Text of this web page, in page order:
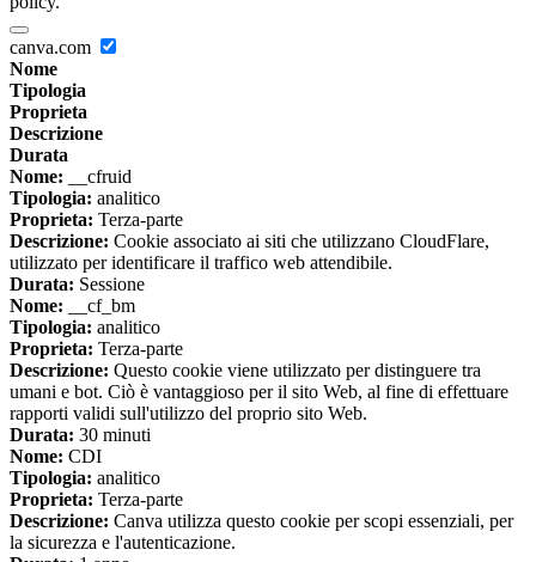
canva.com
Nome
Tipologia
Proprieta
Descrizione
Durata
Nome: __cfruid
Tipologia: analitico
Proprieta: Terza-parte
Descrizione: Cookie associato ai siti che utilizzano CloudFlare,
utilizzato per identificare il traffico web attendibile.
Durata: Sessione
Nome: __cf_bm
Tipologia: analitico
Proprieta: Terza-parte
Descrizione: Questo cookie viene utilizzato per distinguere tra
umani e bot. Ciò è vantaggioso per il sito Web, al fine di effettuare
rapporti validi sull'utilizzo del proprio sito Web.
Durata: 30 minuti
Nome: CDI
Tipologia: analitico
Proprieta: Terza-parte
Descrizione: Canva utilizza questo cookie per scopi essenziali, per
la sicurezza e l'autenticazione.